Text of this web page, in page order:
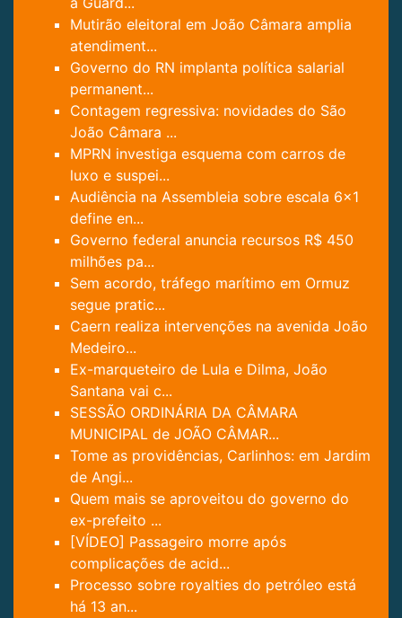
Mutirão eleitoral em João Câmara amplia
atendiment...
Governo do RN implanta política salarial
permanent...
Contagem regressiva: novidades do São
João Câmara ...
MPRN investiga esquema com carros de
luxo e suspei...
Audiência na Assembleia sobre escala 6x1
define en...
Governo federal anuncia recursos R$ 450
milhões pa...
Sem acordo, tráfego marítimo em Ormuz
segue pratic...
Caern realiza intervenções na avenida João
Medeiro...
Ex-marqueteiro de Lula e Dilma, João
Santana vai c...
SESSÃO ORDINÁRIA DA CÂMARA
MUNICIPAL de JOÃO CÂMAR...
Tome as providências, Carlinhos: em Jardim
de Angi...
Quem mais se aproveitou do governo do
ex-prefeito ...
[VÍDEO] Passageiro morre após
complicações de acid...
Processo sobre royalties do petróleo está
há 13 an...